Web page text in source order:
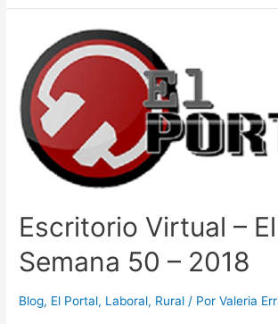
Portal
–
2019
–
Programa
Escritorio Virtual –
Semana 50 – 2018
Blog, El Portal, Laboral, Rural / PorValeria